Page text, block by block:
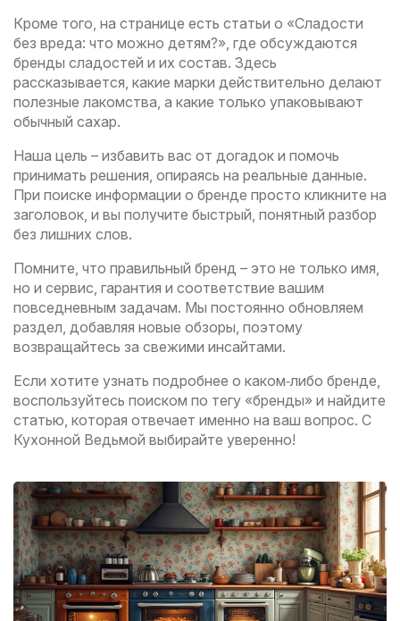
Кроме того, на странице есть статьи о «Сладости
без вреда: что можно детям?», где обсуждаются
бренды сладостей и их состав. Здесь
рассказывается, какие марки действительно делают
полезные лакомства, а какие только упаковывают
обычный сахар.
Наша цель – избавить вас от догадок и помочь
принимать решения, опираясь на реальные данные.
При поиске информации о бренде просто кликните на
заголовок, и вы получите быстрый, понятный разбор
без лишних слов.
Помните, что правильный бренд – это не только имя,
но и сервис, гарантия и соответствие вашим
повседневным задачам. Мы постоянно обновляем
раздел, добавляя новые обзоры, поэтому
возвращайтесь за свежими инсайтами.
Если хотите узнать подробнее о каком‑либо бренде,
воспользуйтесь поиском по тегу «бренды» и найдите
статью, которая отвечает именно на ваш вопрос. С
Кухонной Ведьмой выбирайте уверенно!